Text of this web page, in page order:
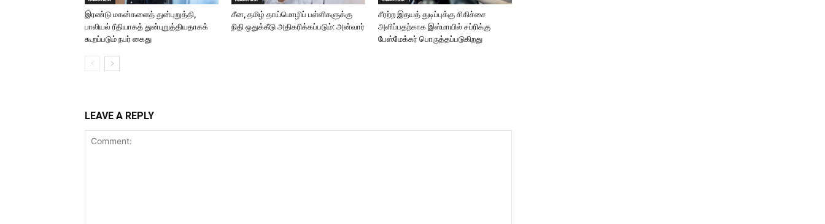
இரண்டு மகன்களைத் துன்புறுத்தி,
பாலியல் ரீதியாகத் துன்புறுத்தியதாகக்
கூறப்படும் நபர் கைது
சீன, தமிழ் தாய்மொழிப் பள்ளிகளுக்கு
நிதி ஒதுக்கீடு அதிகரிக்கப்படும்: அன்வார்
சீரற்ற இதயத் துடிப்புக்கு சிகிச்சை
அளிப்பதற்காக இஸ்மாயில் சப்ரிக்கு
பேஸ்மேக்கர் பொருத்தப்படுகிறது
LEAVE A REPLY